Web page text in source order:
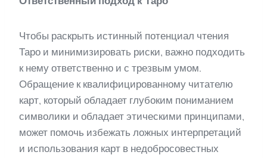
Чтобы раскрыть истинный потенциал чтения
Таро и минимизировать риски, важно подходить
к нему ответственно и с трезвым умом.
Обращение к квалифицированному читателю
карт, который обладает глубоким пониманием
символики и обладает этическими принципами,
может помочь избежать ложных интерпретаций
и использования карт в недобросовестных